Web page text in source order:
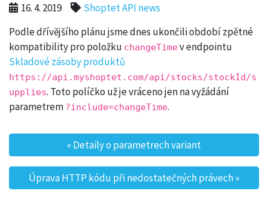
16. 4. 2019
Shoptet API news
Podle dřívějšího plánu jsme dnes ukončili období zpětné
kompatibility pro položku changeTimev endpointu
Skladové zásoby produktů
https://api.myshoptet.com/api/stocks/stockId/s
upplies. Toto políčko už je vráceno jen na vyžádání
parametrem ?include=changeTime.
Post navigation
«Detaily o parametrech variant
Úprava HTTP kódu při nedostatečných právech»